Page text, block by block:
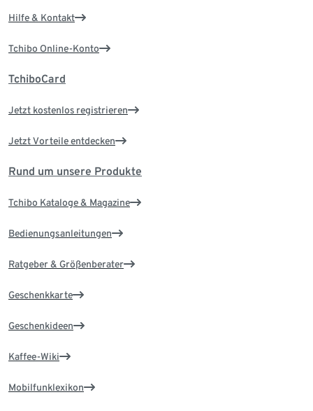
Hilfe & Kontakt
Tchibo Online-Konto
TchiboCard
Jetzt kostenlos registrieren
Jetzt Vorteile entdecken
Rund um unsere Produkte
Tchibo Kataloge & Magazine
Bedienungsanleitungen
Ratgeber & Größenberater
Geschenkkarte
Geschenkideen
Kaffee-Wiki
Mobilfunklexikon